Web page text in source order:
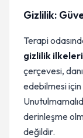
Gizlilik:
Terapi
gizlilik ilkeleri
çerçevesi,
edebilmesi
derinleşme
değildir.